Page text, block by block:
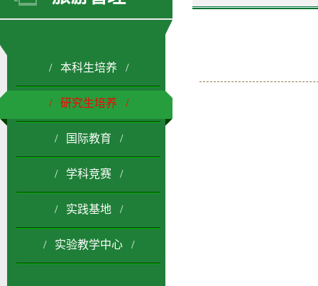
/ 本科生培养 /
/ 研究生培养 /
/ 国际教育 /
/ 学科竞赛 /
/ 实践基地 /
/ 实验教学中心 /